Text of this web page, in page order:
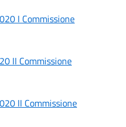
I Commissione
II Commissione
II Commissione